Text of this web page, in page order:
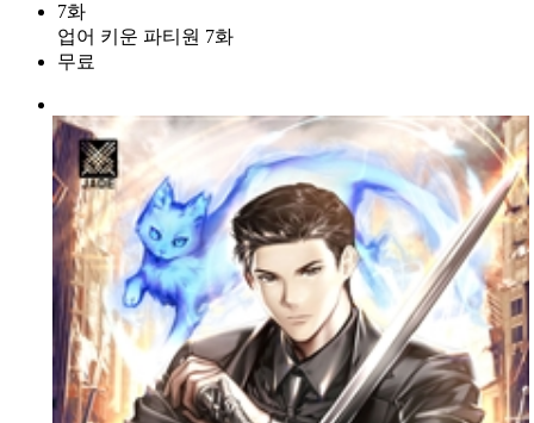
7화
업어 키운 파티원 7화
무료